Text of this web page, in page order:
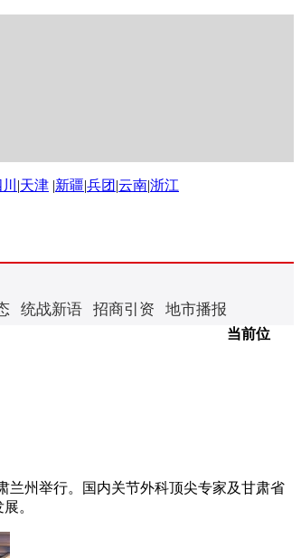
|天津 |新疆|兵团 |云南|浙江
统战新语 招商引资 地市播报
当前位
州举行。国内关节外科顶尖专家及甘肃省
。